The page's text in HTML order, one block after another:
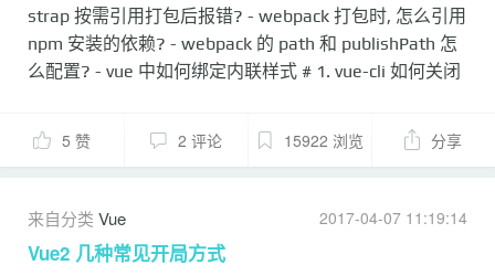
strap 按需引用打包后报错? - webpack 打包时, 怎么引用
npm 安装的依赖? - webpack 的 path 和 publishPath 怎
么配置? - vue 中如何绑定内联样式 # 1. vue-cli 如何关闭
但是又不了解`eslint`的规则, 经常造成编译时报错, 那么
如何关闭呢? 打开`build/webpack.base.conf.js`配置文件,
loader: 'eslint', include: projectRoot, exclude:
include: projectRoot, ...
5 赞 2 评论 15922 浏览 分享
来自分类 Vue 2017-04-07 11:19:14
Vue2 几种常见开局方式